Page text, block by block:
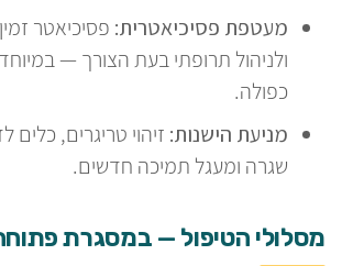
מעטפת פסיכיאטרית: פסיכיאטר
ולניהול תרופתי בעת הצורך —
כפולה.
מניעת הישנות: זיהוי טריגרים, כלים
שגרה ומעגל תמיכה חדשים.
מסלולי הטיפול — במסגרת